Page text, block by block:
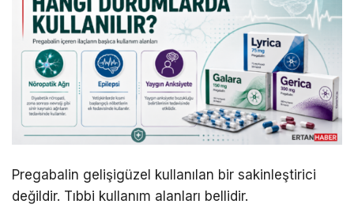
Pregabalin gelişigüzel kullanılan bir sakinleştirici
değildir. Tıbbi kullanım alanları bellidir.